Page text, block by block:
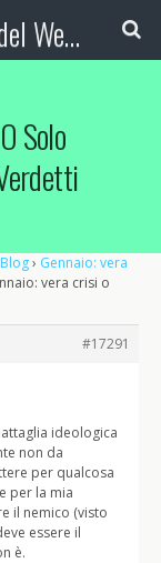
Booking Blog™ - Il blog del Web Marketing Turistico
Solo
› Gennaio: vera
vera crisi o
#17291
ideologica
non da
per qualcosa
per la mia
il nemico (visto
essere il
è.